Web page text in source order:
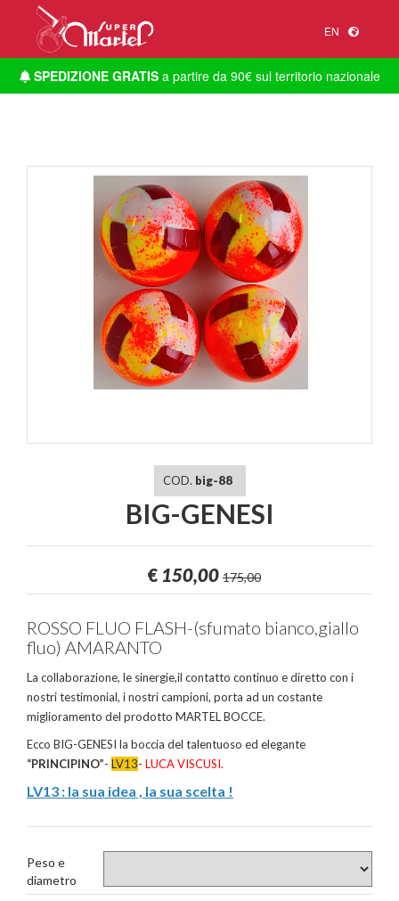
EN
SPEDIZIONE GRATISa partire da 90€ sul territorio nazionale
COD. big-88
BIG-GENESI
€ 150,00 175,00
ROSSO FLUO FLASH-(sfumato bianco,giallo
fluo) AMARANTO
La collaborazione, le sinergie,il contatto continuo e diretto con i
nostri testimonial, i nostri campioni, porta ad un costante
miglioramento del prodotto MARTEL BOCCE.
Ecco BIG-GENESI la boccia del talentuoso ed elegante
“PRINCIPINO”- LV13- LUCA VISCUSI.
LV13 : la sua idea , la sua scelta !
Peso e
diametro